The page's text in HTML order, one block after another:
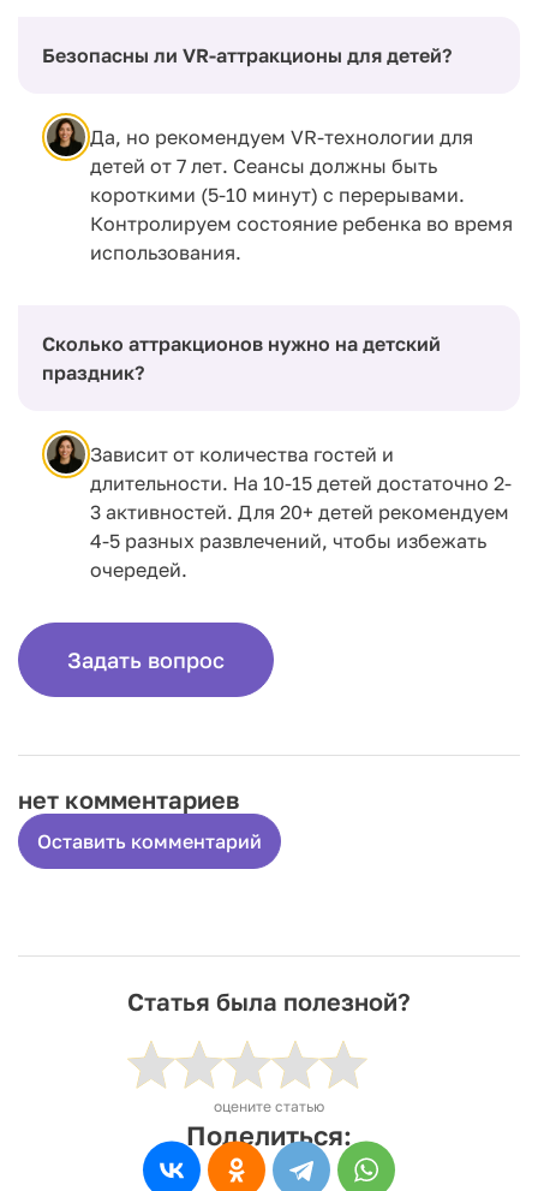
Безопасны ли VR-аттракционы для детей?
Да, но рекомендуем VR-технологии для
детей от 7 лет. Сеансы должны быть
короткими (5-10 минут) с перерывами.
Контролируем состояние ребенка во время
использования.
Сколько аттракционов нужно на детский
праздник?
Зависит от количества гостей и
длительности. На 10-15 детей достаточно 2-
3 активностей. Для 20+ детей рекомендуем
4-5 разных развлечений, чтобы избежать
очередей.
Задать вопрос
нет комментариев
Оставить комментарий
Статья была полезной?
оцените статью
Поделиться: